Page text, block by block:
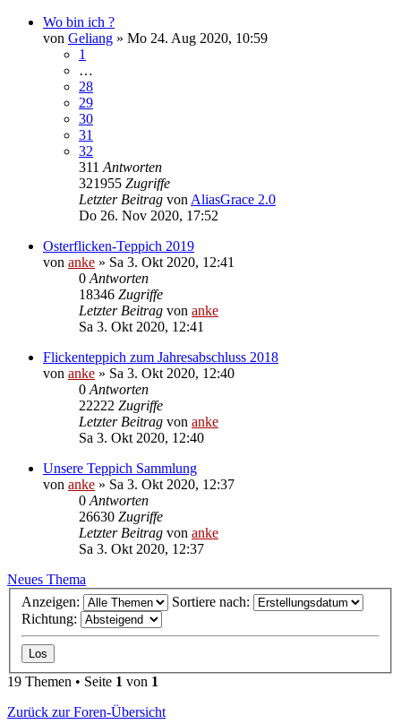
Wo bin ich ?
von Geliang » Mo 24. Aug 2020, 10:59
1
…
28
29
30
31
32
311 Antworten
321955 Zugriffe
Letzter Beitrag von AliasGrace 2.0
Do 26. Nov 2020, 17:52
Osterflicken-Teppich 2019
von anke » Sa 3. Okt 2020, 12:41
0 Antworten
18346 Zugriffe
Letzter Beitrag von anke
Sa 3. Okt 2020, 12:41
Flickenteppich zum Jahresabschluss 2018
von anke » Sa 3. Okt 2020, 12:40
0 Antworten
22222 Zugriffe
Letzter Beitrag von anke
Sa 3. Okt 2020, 12:40
Unsere Teppich Sammlung
von anke » Sa 3. Okt 2020, 12:37
0 Antworten
26630 Zugriffe
Letzter Beitrag von anke
Sa 3. Okt 2020, 12:37
Neues Thema
Anzeigen:
Sortiere nach:
Richtung:
19 Themen • Seite 1 von 1
Zurück zur Foren-Übersicht